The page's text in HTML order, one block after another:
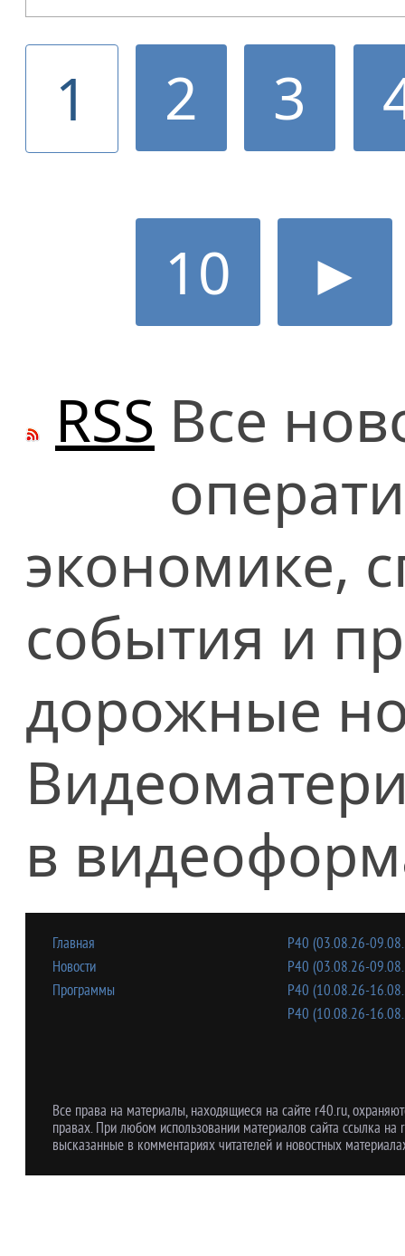
1 2 3
10
►
RSS Все
экономике,
события и
дорожные
в
Главная
Новости
Программы
Р40 (03.08.26-
Р40 (03.08.26-
Р40 (10.08.26-
Р40 (10.08.26-
Все права на материалы, находящиеся на сайте r40.ru,
правах. При любом использовании материалов сайта ссылка
высказанные в комментариях читателей и новостных